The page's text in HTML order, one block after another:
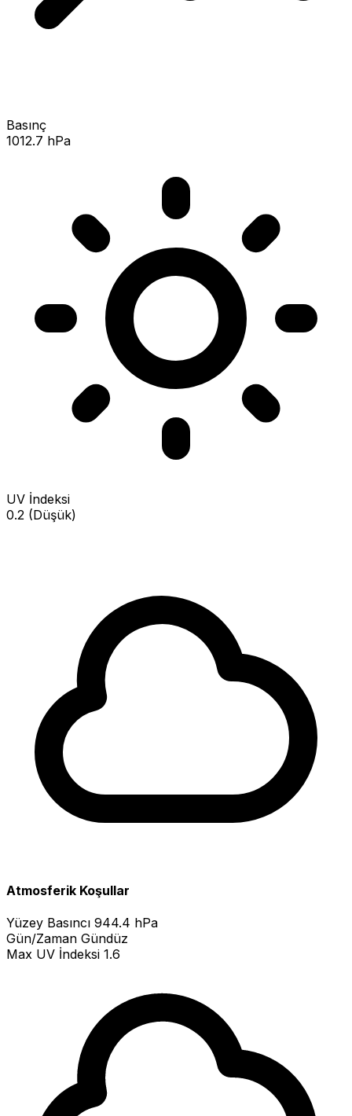
Basınç
1012.7 hPa
UV İndeksi
0.2 (Düşük)
Atmosferik Koşullar
Yüzey Basıncı 944.4 hPa
Gün/Zaman Gündüz
Max UV İndeksi 1.6